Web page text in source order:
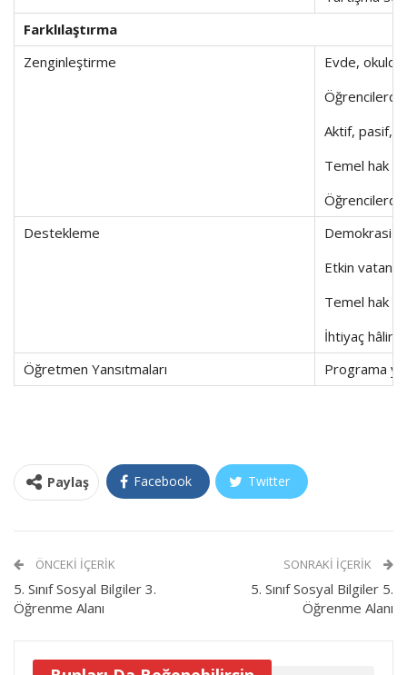
Farklılaştırma
Zenginleştirme
Evde,
Aktif, pasif,
Temel hak
Destekleme
Demokrasi
Etkin
Temel hak
İhtiyaç
Öğretmen Yansıtmaları
Programa
Paylaş Facebook Twitter
ÖNCEKI İÇERIK
5. Sınıf Sosyal Bilgiler 3.
Öğrenme Alanı
SONRAKI İÇERIK
5. Sınıf Sosyal Bilgiler 5.
Öğrenme Alanı